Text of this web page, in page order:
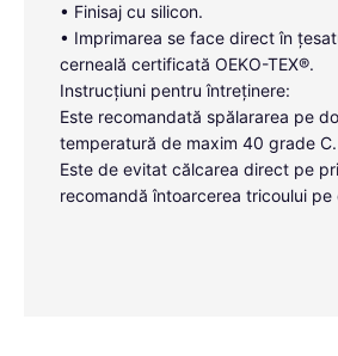
• Finisaj cu silicon.
• Imprimarea se face direct în
cerneală certificată OEKO-TEX®.
Instrucțiuni pentru întreținere:
Este recomandată spălararea pe
temperatură de maxim 40 grade C.
Este de evitat călcarea direct pe
recomandă întoarcerea tricoului pe